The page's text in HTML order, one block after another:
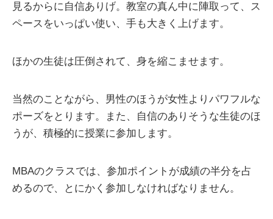
見るからに自信ありげ。教室の真ん中に陣取って、ス
ペースをいっぱい使い、手も大きく上げます。
ほかの生徒は圧倒されて、身を縮こませます。
当然のことながら、男性のほうが女性よりパワフルな
ポーズをとります。また、自信のありそうな生徒のほ
うが、積極的に授業に参加します。
MBAのクラスでは、参加ポイントが成績の半分を占
めるので、とにかく参加しなければなりません。